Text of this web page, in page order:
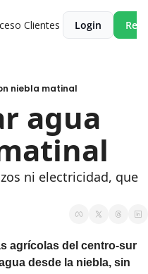
de Zonificación
Satelital de Cultivos
Clientes Login
niebla matinal
agua
ni electricidad, que
agrícolas del centro-sur
desde la niebla, sin